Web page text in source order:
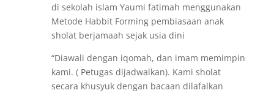
di sekolah islam Yaumi fatimah menggunakan
Metode Habbit Forming pembiasaan anak
sholat berjamaah sejak usia dini
“Diawali dengan iqomah, dan imam memimpin
kami. ( Petugas dijadwalkan). Kami sholat
secara khusyuk dengan bacaan dilafalkan